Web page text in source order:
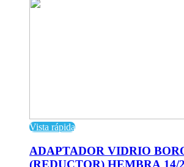
Vista rápida
ADAPTADOR VIDRIO
(REDUCTOR) HEMBRA 14/